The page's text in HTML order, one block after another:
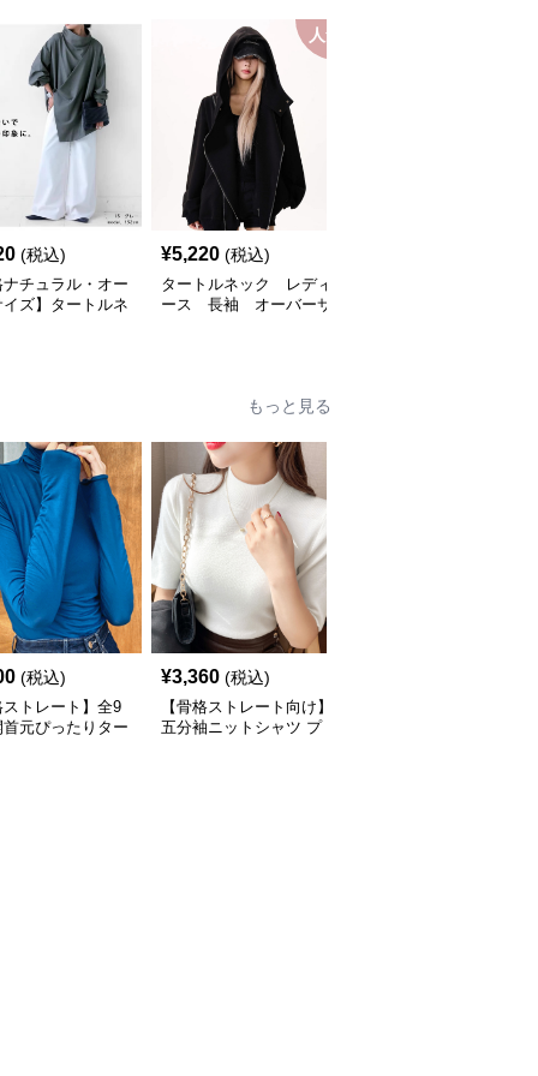
(税込)
ナチュラル・オー
ズ】タートルネ
人気
¥5,220 (税込)
タートルネック レディ
ース 長袖 オーバーサ
もっと見る
(税込)
ストレート】全9
元ぴったりター
¥3,360 (税込)
【骨格ストレート向け】
五分袖ニットシャツ プ